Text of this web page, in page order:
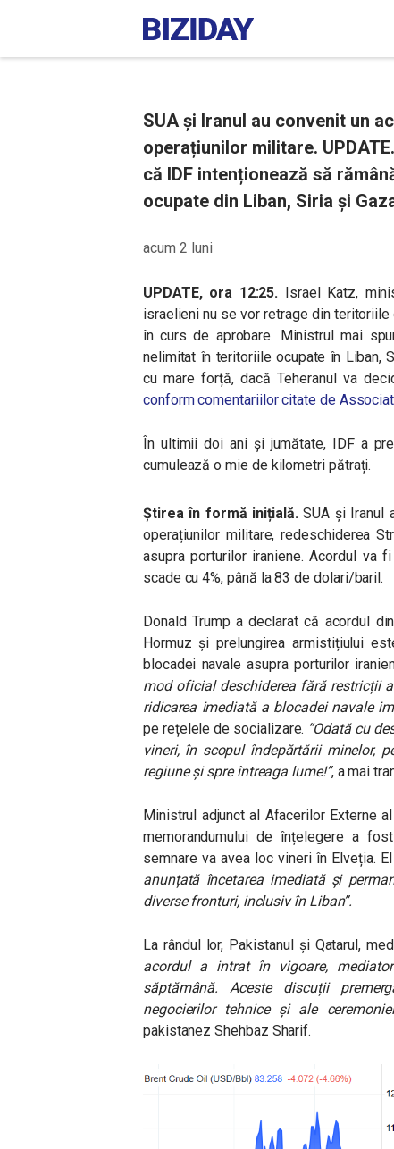
SUA și Iranul au convenit un
operațiunilor militare.
că IDF intenționează să
ocupate din Liban, Siria și
acum 2 luni
UPDATE, ora 12:25. Israel Katz,
israelieni nu se vor retrage din
în curs de aprobare. Ministrul mai
nelimitat în teritoriile ocupate în Liban,
cu mare forță, dacă Teheranul va
conform comentariilor citate de
În ultimii doi ani și jumătate, IDF a
cumulează o mie de kilometri pătrați.
Știrea în formă inițială.SUA și Iranul
operațiunilor militare, redeschiderea
asupra porturilor iraniene. Acordul va
scade cu 4%, până la 83 de dolari/baril.
Donald Trump a declarat că acordul
Hormuz și prelungirea armistițiului
blocadei navale asupra porturilor
mod oficial deschiderea fără restricții
ridicarea imediată a blocadei navale
pe rețelele de socializare. “Odată cu
vineri, în scopul îndepărtării minelor,
regiune și spre întreaga lume!”, a mai
Ministrul adjunct al Afacerilor Externe
memorandumului de înțelegere a
semnare va avea loc vineri în Elveția.
anunțată încetarea imediată și
diverse fronturi, inclusiv în Liban”.
La rândul lor, Pakistanul și Qatarul,
acordul a intrat în vigoare,
săptămână. Aceste discuții
negocierilor tehnice și ale
pakistanez Shehbaz Sharif.